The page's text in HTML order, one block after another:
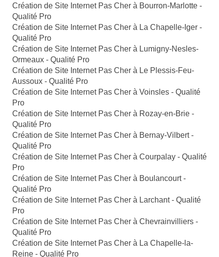
Création de Site Internet Pas Cher à Bourron-Marlotte -
Qualité Pro
Création de Site Internet Pas Cher à La Chapelle-Iger -
Qualité Pro
Création de Site Internet Pas Cher à Lumigny-Nesles-
Ormeaux - Qualité Pro
Création de Site Internet Pas Cher à Le Plessis-Feu-
Aussoux - Qualité Pro
Création de Site Internet Pas Cher à Voinsles - Qualité
Pro
Création de Site Internet Pas Cher à Rozay-en-Brie -
Qualité Pro
Création de Site Internet Pas Cher à Bernay-Vilbert -
Qualité Pro
Création de Site Internet Pas Cher à Courpalay - Qualité
Pro
Création de Site Internet Pas Cher à Boulancourt -
Qualité Pro
Création de Site Internet Pas Cher à Larchant - Qualité
Pro
Création de Site Internet Pas Cher à Chevrainvilliers -
Qualité Pro
Création de Site Internet Pas Cher à La Chapelle-la-
Reine - Qualité Pro